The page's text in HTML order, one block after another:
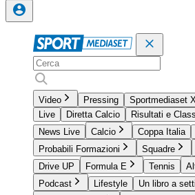
Video Pressing Sportmediaset
Live
Diretta Calcio
Risultati e
News Live
Calcio Coppa Italia
Probabili Formazioni
Squadre
Drive UP
Formula E Tennis
Podcast
Lifestyle
Un libro a